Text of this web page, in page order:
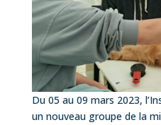
Du 05 au 09 mars 2023,
un nouveau groupe de la